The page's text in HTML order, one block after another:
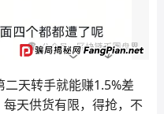
天转手就能赚1.5%差
天供货有限，得抢，不